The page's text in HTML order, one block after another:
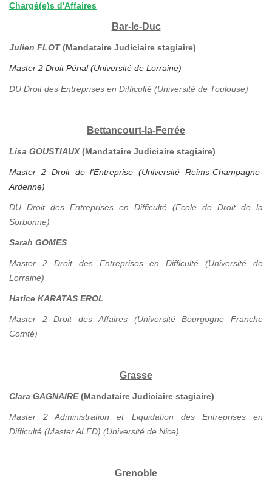
Chargé(e)s d'Affaires
Bar-le-Duc
Julien FLOT(Mandataire Judiciaire stagiaire)
Master 2 Droit Pénal (Université de Lorraine)
DU Droit des Entreprises en Difficulté (Université de Toulouse)
Bettancourt-la-Ferrée
Lisa GOUSTIAUX(Mandataire Judiciaire stagiaire)
Master 2 Droit de l'Entreprise (Université Reims-Champagne-
Ardenne)
DU Droit des Entreprises en Difficulté (Ecole de Droit de la
Sorbonne)
Sarah GOMES
Master 2 Droit des Entreprises en Difficulté (Université de
Lorraine)
Hatice KARATAS EROL
Master 2 Droit des Affaires (Université Bourgogne Franche
Comté)
Grasse
Clara GAGNAIRE(Mandataire Judiciaire stagiaire)
Master 2 Administration et Liquidation des Entreprises en
Difficulté (Master ALED) (Université de Nice)
Grenoble